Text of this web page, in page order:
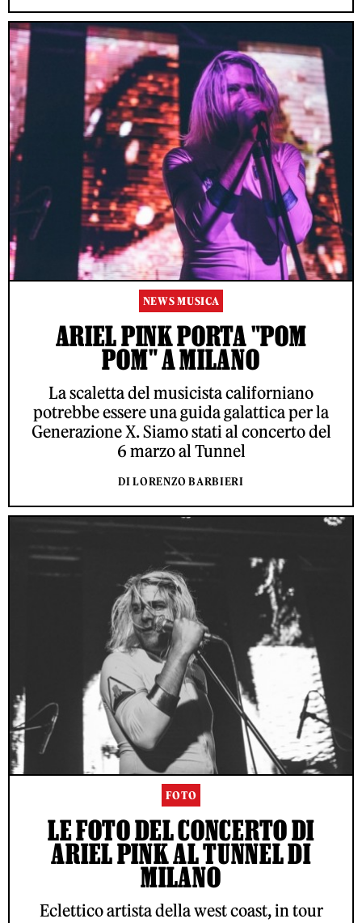
NEWS MUSICA
ARIEL PINK PORTA "POM
POM" A MILANO
La scaletta del musicista californiano
potrebbe essere una guida galattica per la
Generazione X. Siamo stati al concerto del
6 marzo al Tunnel
DI LORENZO BARBIERI
FOTO
LE FOTO DEL CONCERTO DI
ARIEL PINK AL TUNNEL DI
MILANO
Eclettico artista della west coast, in tour